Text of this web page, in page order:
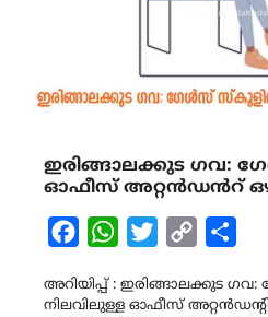
ഇരിങ്ങാലക്കുട ഗവ:
ഓഫീസ് അറ്റൻഡൻറ്
FacebookWhatsAppTwitterCopy
അറിയിപ്പ് : ഇരിങ്ങാലക്കുട
നിലവിലുള്ള ഓഫീസ്